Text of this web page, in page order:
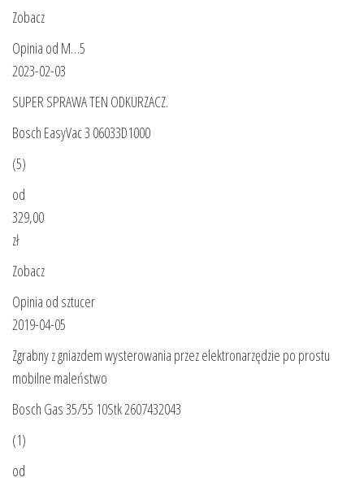
Zobacz
Opinia od M…5
2023-02-03
SUPER SPRAWA TEN ODKURZACZ.
Bosch EasyVac 3 06033D1000
(5)
od
329,00
zł
Zobacz
Opinia od sztucer
2019-04-05
Zgrabny z gniazdem wysterowania przez elektronarzędzie po prostu
mobilne maleństwo
Bosch Gas 35/55 10Stk 2607432043
(1)
od